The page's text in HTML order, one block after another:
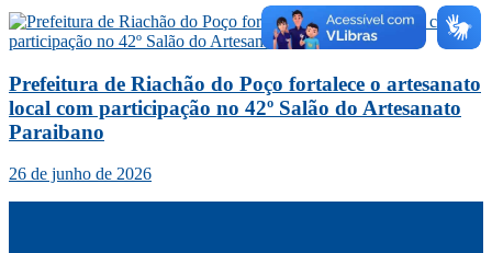
Prefeitura de Riachão do Poço fortalece o artesanato
local com participação no 42º Salão do Artesanato
Paraibano
26 de junho de 2026